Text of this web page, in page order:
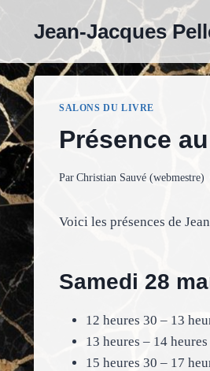
Jean-Jacques
SALONS DU LIVRE
Présence
Par Christian Sauvé (webmestre)
Voici les présences de
Samedi 28
12 heures 30 – 13
13 heures – 14
15 heures 30 – 17